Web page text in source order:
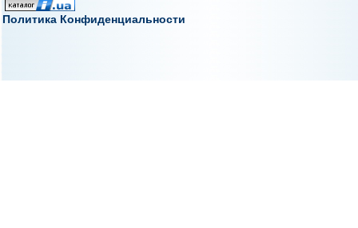
Политика Конфиденциальности